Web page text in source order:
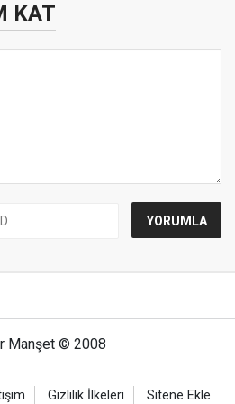
KAT
Manşet © 2008
Gizlilik İlkeleri Sitene Ekle